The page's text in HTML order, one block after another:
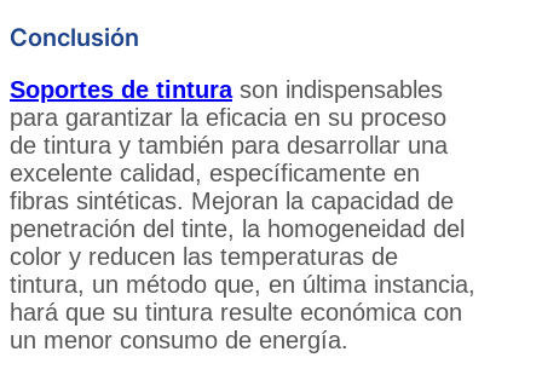
Conclusión
Soportes de tinturason indispensables
para garantizar la eficacia en su proceso
de tintura y también para desarrollar una
excelente calidad, específicamente en
fibras sintéticas. Mejoran la capacidad de
penetración del tinte, la homogeneidad del
color y reducen las temperaturas de
tintura, un método que, en última instancia,
hará que su tintura resulte económica con
un menor consumo de energía.